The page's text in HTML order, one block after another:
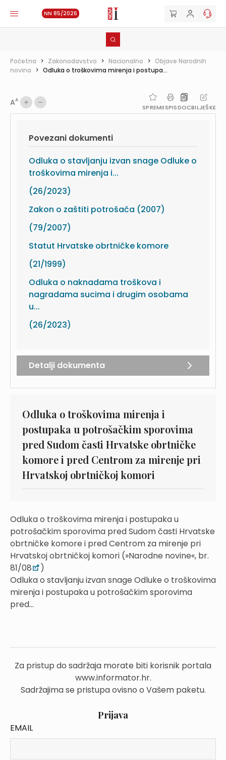
NN 85/2026
Početna > Zakonodavstvo > Nacionalno > Objave Narodnih
novina > Odluka o troškovima mirenja i postupa...
AA
SPREMIISPISDOCBILJEŠKE
Povezani dokumenti
Odluka o stavljanju izvan snage Odluke o
troškovima mirenja i...
(26/2023)
Zakon o zaštiti potrošača (2007)
(79/2007)
Statut Hrvatske obrtničke komore
(21/1999)
Odluka o naknadama troškova i
nagradama sucima i drugim osobama
u...
(26/2023)
Detalji dokumenta
Odluka o troškovima mirenja i
postupaka u potrošačkim sporovima
pred Sudom časti Hrvatske obrtničke
komore i pred Centrom za mirenje pri
Hrvatskoj obrtničkoj komori
Odluka o troškovima mirenja i postupaka u
potrošačkim sporovima pred Sudom časti Hrvatske
obrtničke komore i pred Centrom za mirenje pri
Hrvatskoj obrtničkoj komori (»Narodne novine«, br.
81/08
)
Odluka o stavljanju izvan snage Odluke o troškovima
mirenja i postupaka u potrošačkim sporovima
pred...
Za pristup do sadržaja morate biti korisnik portala
www.informator.hr.
Sadržajima se pristupa ovisno o Vašem paketu.
Prijava
EMAIL